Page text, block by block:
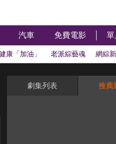
汽車 免費電影 單
康「加油」 老派綜藝魂 網綜
劇集列表 推薦